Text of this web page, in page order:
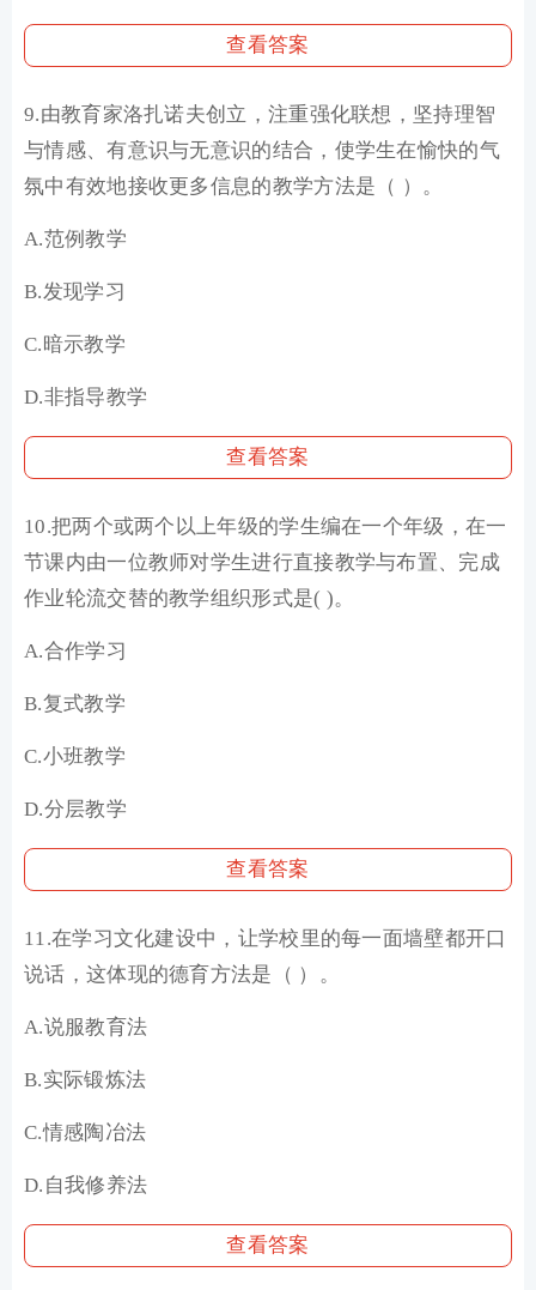
查看答案
9.由教育家洛扎诺夫创立，注重强化联想，坚持理智
与情感、有意识与无意识的结合，使学生在愉快的气
氛中有效地接收更多信息的教学方法是（ ）。
A.范例教学
B.发现学习
C.暗示教学
D.非指导教学
查看答案
10.把两个或两个以上年级的学生编在一个年级，在一
节课内由一位教师对学生进行直接教学与布置、完成
作业轮流交替的教学组织形式是( )。
A.合作学习
B.复式教学
C.小班教学
D.分层教学
查看答案
11.在学习文化建设中，让学校里的每一面墙壁都开口
说话，这体现的德育方法是（ ）。
A.说服教育法
B.实际锻炼法
C.情感陶冶法
D.自我修养法
查看答案